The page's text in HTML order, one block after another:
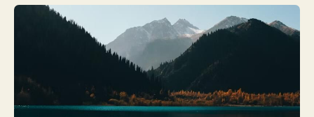
Новости
Дата и время Погода в Алматы